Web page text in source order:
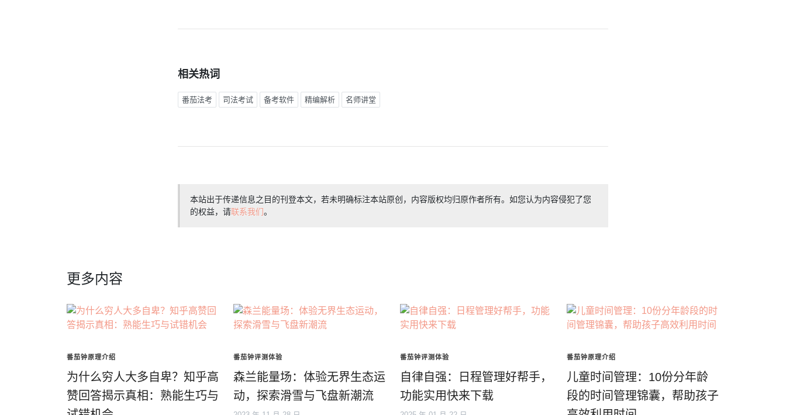
相关热词
番茄法考 司法考试 备考软件 精编解析 名师讲堂
本站出于传递信息之目的刊登本文，若未明确标注本站原创，内容版权均归原作者所有。如您认为内容侵犯了您
的权益，请联系我们。
更多内容
番茄钟原理介绍
为什么穷人大多自卑？知乎高
赞回答揭示真相：熟能生巧与
番茄钟评测体验
森兰能量场：体验无界生态运
动，探索滑雪与飞盘新潮流
番茄钟评测体验
自律自强：日程管理好帮手，
功能实用快来下载
番茄钟原理介绍
儿童时间管理：10份分年龄
段的时间管理锦囊，帮助孩子